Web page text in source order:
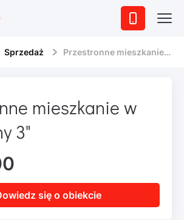
Sprzedaż Przestronne mieszkanie w "Harmony 3"
mieszkanie w
3"
się o obiekcie